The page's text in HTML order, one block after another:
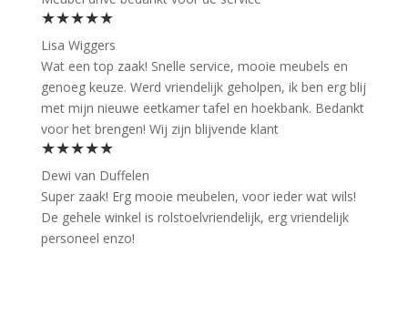
★★★★★
Lisa Wiggers
Wat een top zaak! Snelle service, mooie meubels en
genoeg keuze. Werd vriendelijk geholpen, ik ben erg blij
met mijn nieuwe eetkamer tafel en hoekbank. Bedankt
voor het brengen! Wij zijn blijvende klant
★★★★★
Dewi van Duffelen
Super zaak! Erg mooie meubelen, voor ieder wat wils!
De gehele winkel is rolstoelvriendelijk, erg vriendelijk
personeel enzo!